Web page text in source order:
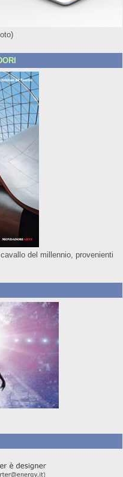
del millennio, provenienti